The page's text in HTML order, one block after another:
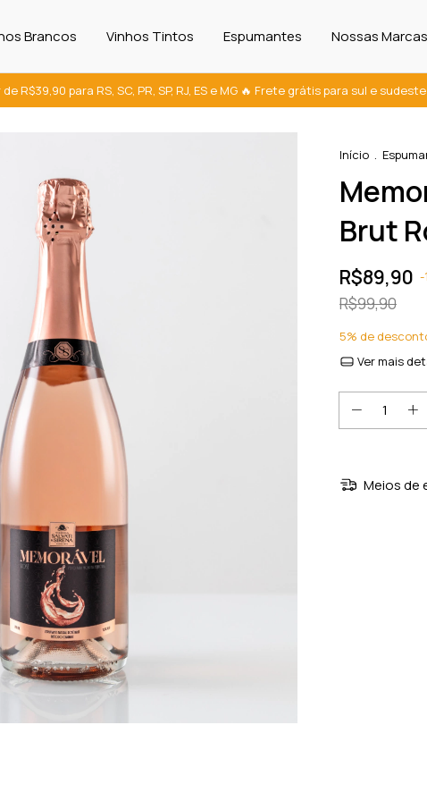
Brancos Vinhos Tintos Espumantes Nossas Marcas
R$39,90 para RS, SC, PR, SP, RJ, ES e MG 🔥 Frete grátis para sul e
Início .
Brut
R$89,90 -
R$99,90
5% de
Ver mais
Meios de